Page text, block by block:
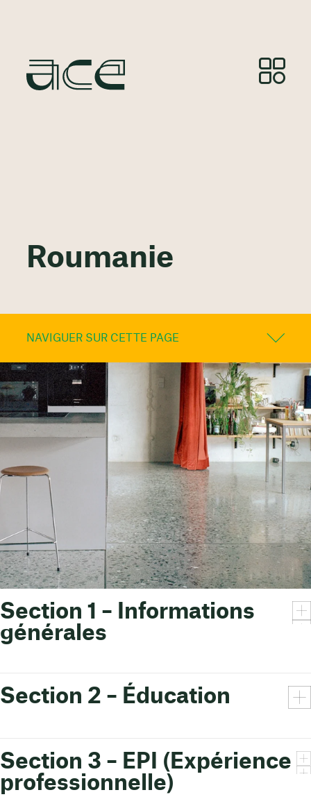
Roumanie
NAVIGUER SUR CETTE PAGE
Section 1 – Informations
générales
Section 2 – Éducation
Section 3 – EPI (Expérience
professionnelle)